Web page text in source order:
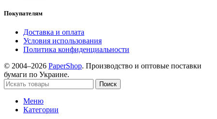
Покупателям
Доставка и оплата
Условия использования
Политика конфиденциальности
© 2004–2026 PaperShop. Производство и оптовые поставки
бумаги по Украине.
Поиск
Меню
Категории